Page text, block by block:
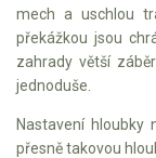
Elektrické
Kultivátory
Nůžky na
mech a uschlou
překážkou jsou
zahrady větší
jednoduše.
Nastavení hloubky
přesně takovou